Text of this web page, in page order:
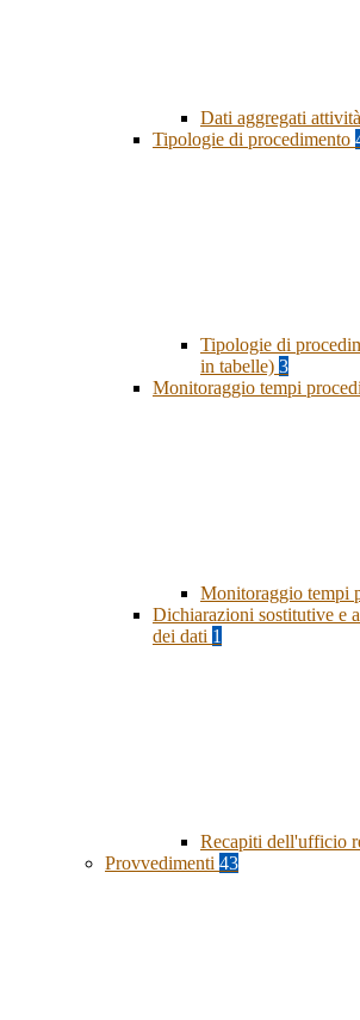
Dati aggregati
Tipologie di procedimento
Tipologie di
in tabelle) 3
Monitoraggio tempi
Monitoraggio tempi
Dichiarazioni sostitutive e
dei dati 1
Recapiti dell'ufficio
Provvedimenti 43